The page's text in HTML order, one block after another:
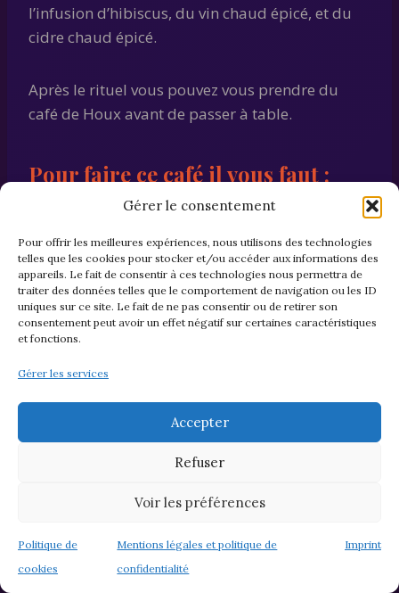
Gérer le consentement
Pour offrir les meilleures expériences, nous utilisons des technologies
telles que les cookies pour stocker et/ou accéder aux informations des
appareils. Le fait de consentir à ces technologies nous permettra de
traiter des données telles que le comportement de navigation ou les ID
uniques sur ce site. Le fait de ne pas consentir ou de retirer son
consentement peut avoir un effet négatif sur certaines caractéristiques
et fonctions.
Gérer les services
Accepter
Refuser
Voir les préférences
Politique de
cookies
Mentions légales et politique de
confidentialité
Imprint
l’infusion d’hibiscus, du vin chaud épicé, et du
cidre chaud épicé.
Après le rituel vous pouvez vous prendre du
café de Houx avant de passer à table.
Pour faire ce café il vous faut :
500 g de feuilles de Houx pour 4 personnes.
Faites les griller dans un fou chauffé à 150 °C
jusqu’à ce qu’elles soient complètement sèches,
puis broyez les au mixeur.
Conservez ensuite cette poudre de feuilles de
Houx séchées dans un bocal hermétique, et
cafetière classique ou sous forme d’infusion
dans une casserole.
Pour Yule vous pouvez vous faire
un plat traditionnel Ecossais :
le Haggis (ou Panse de Brebis Farcie).
Pour cette recette il vous faut pour 4 personnes :